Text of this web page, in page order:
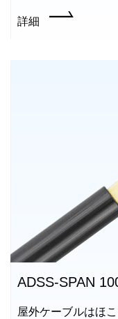
詳細
ADSS-SPAN
屋外ケーブルはほ